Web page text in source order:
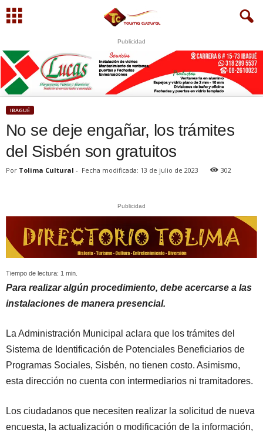
Publicidad
S U
WhatsApp
+573249605958
IBAGUÉ
No se deje engañar, los trámites
del Sisbén son gratuitos
Por Tolima Cultural - Fecha modificada: 13 de julio de 2023 302
Publicidad
Tiempo de lectura: 1 min.
Para realizar algún procedimiento, debe acercarse a las
instalaciones de manera presencial.
La Administración Municipal aclara que los trámites del
Sistema de Identificación de Potenciales Beneficiarios de
Programas Sociales, Sisbén, no tienen costo. Asimismo,
esta dirección no cuenta con intermediarios ni tramitadores.
Los ciudadanos que necesiten realizar la solicitud de nueva
encuesta, la actualización o modificación de la información,